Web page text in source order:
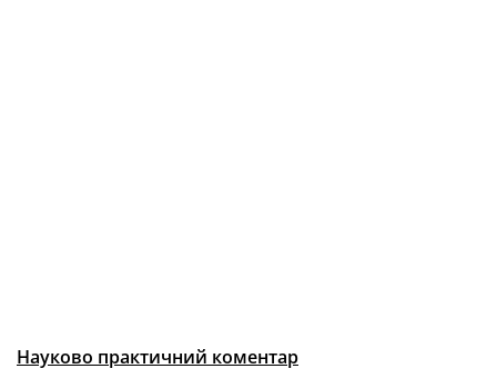
Науково практичний коментар